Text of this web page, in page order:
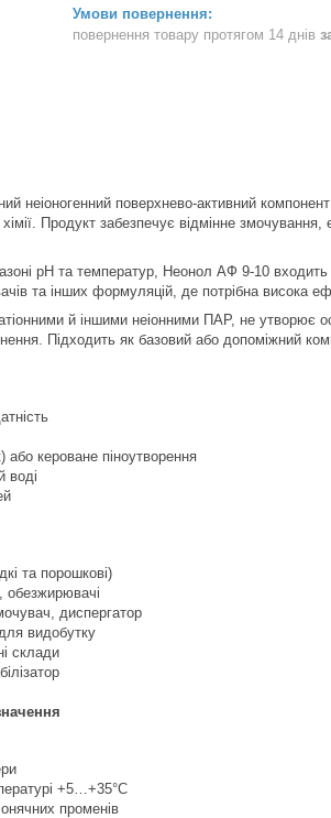
повернення товару протягом 14 днів
неіоногенний поверхнево-активний
хімії. Продукт забезпечує відмінне
рН та температур, Неонол АФ 9-10
та інших формуляцій, де потрібна висока
й іншими неіонними ПАР, не утворює
Підходить як базовий або допоміжний
або кероване піноутворення
воді
та порошкові)
обезжирювачі
диспергатор
видобутку
склади
+5…+35°C
променів